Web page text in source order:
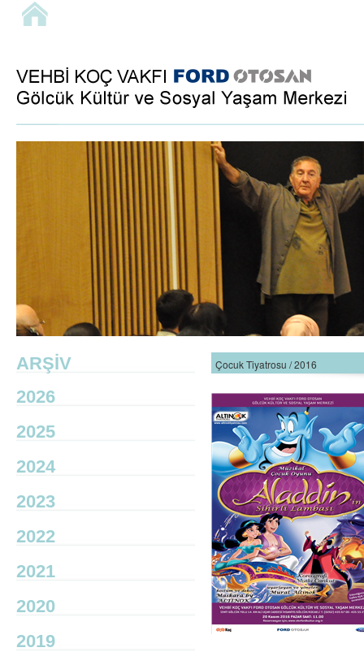
ARŞİV
2026
2025
2024
2023
2022
2021
2020
2019
Çocuk Tiyatrosu / 2016